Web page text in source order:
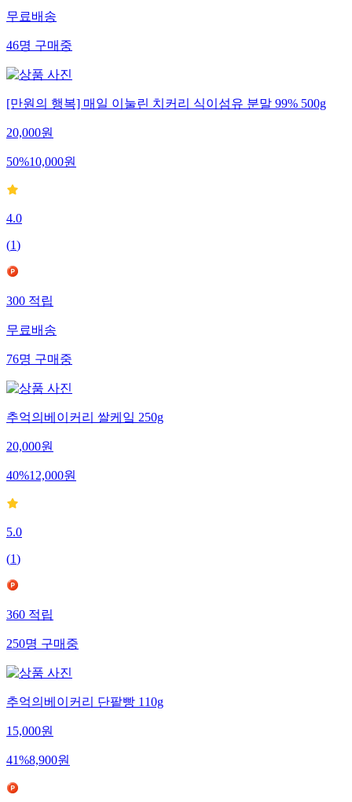
무료배송
46명구매중
[만원의 행복] 매일 이눌린 치커리 식이섬유 분말 99% 500g
20,000원
50%10,000원
4.0
(1)
300적립
무료배송
76명구매중
추억의베이커리 쌀케잌 250g
20,000원
40%12,000원
5.0
(1)
360적립
250명구매중
추억의베이커리 단팥빵 110g
15,000원
41%8,900원